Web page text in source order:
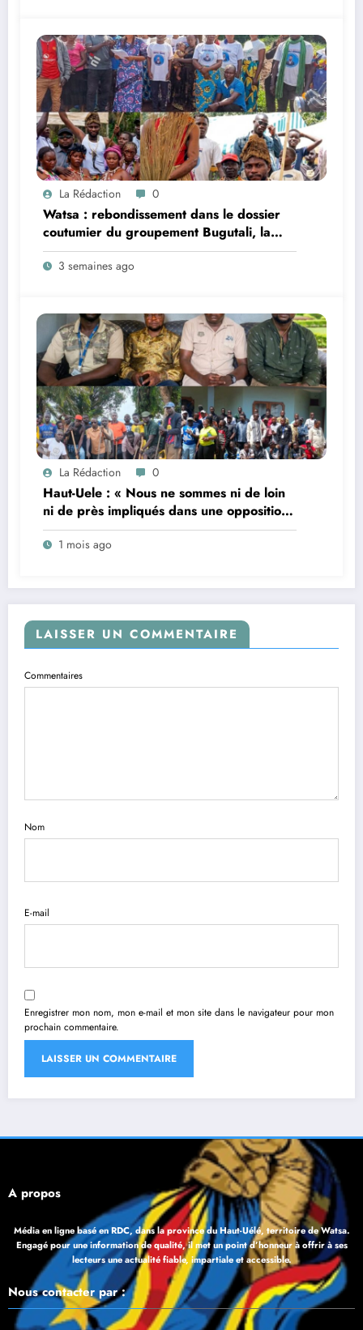
La Rédaction 0
Watsa : rebondissement dans le dossier
coutumier du groupement Bugutali, la
famille régnante Mbiliki réclame
l’installation urgente de César Mbiliki |||
3 semaines ago
La Rédaction 0
Haut-Uele : « Nous ne sommes ni de loin
ni de près impliqués dans une opposition
au projet de changement de la
Constitution ; nos revendications sont
1 mois ago
LAISSER UN COMMENTAIRE
Commentaires
Nom
E-mail
Enregistrer mon nom, mon e-mail et mon site dans le navigateur pour mon
prochain commentaire.
À propos
Média en ligne basé en RDC, dans la province du Haut-Uélé, territoire de Watsa.
Engagé pour une information de qualité, il met un point d’honneur à offrir à ses
lecteurs une actualité fiable, impartiale et accessible.
Nous contacter par :